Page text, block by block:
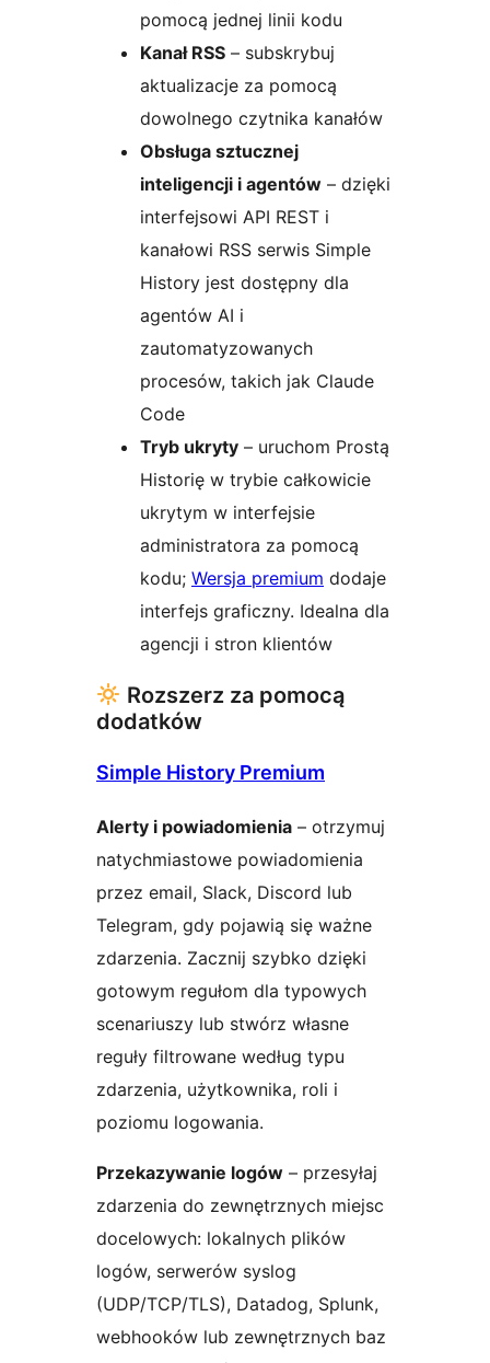
pomocą jednej linii kodu
Kanał RSS – subskrybuj
aktualizacje za pomocą
dowolnego czytnika kanałów
Obsługa sztucznej
inteligencji i agentów – dzięki
interfejsowi API REST i
kanałowi RSS serwis Simple
History jest dostępny dla
agentów AI i
zautomatyzowanych
procesów, takich jak Claude
Code
Tryb ukryty – uruchom Prostą
Historię w trybie całkowicie
ukrytym w interfejsie
administratora za pomocą
kodu; Wersja premium dodaje
interfejs graficzny. Idealna dla
agencji i stron klientów
Rozszerz za pomocą
dodatków
Simple History Premium
Alerty i powiadomienia – otrzymuj
natychmiastowe powiadomienia
przez email, Slack, Discord lub
Telegram, gdy pojawią się ważne
zdarzenia. Zacznij szybko dzięki
gotowym regułom dla typowych
scenariuszy lub stwórz własne
reguły filtrowane według typu
zdarzenia, użytkownika, roli i
poziomu logowania.
Przekazywanie logów – przesyłaj
zdarzenia do zewnętrznych miejsc
docelowych: lokalnych plików
logów, serwerów syslog
(UDP/TCP/TLS), Datadog, Splunk,
webhooków lub zewnętrznych baz